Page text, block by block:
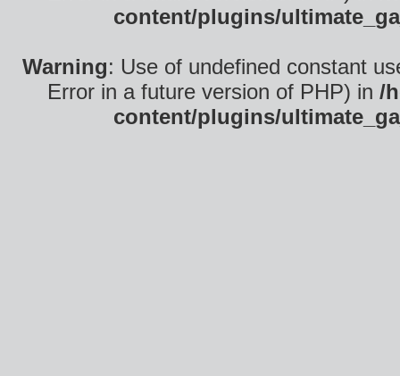
content/plugins/
Warning: Use of undefined constant
Error in a future version of PHP) in /
content/plugins/